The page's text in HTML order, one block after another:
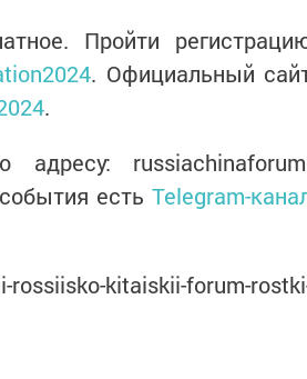
Пройти
. Официальный
.
есть Telegram-
kitaiskii-forum-